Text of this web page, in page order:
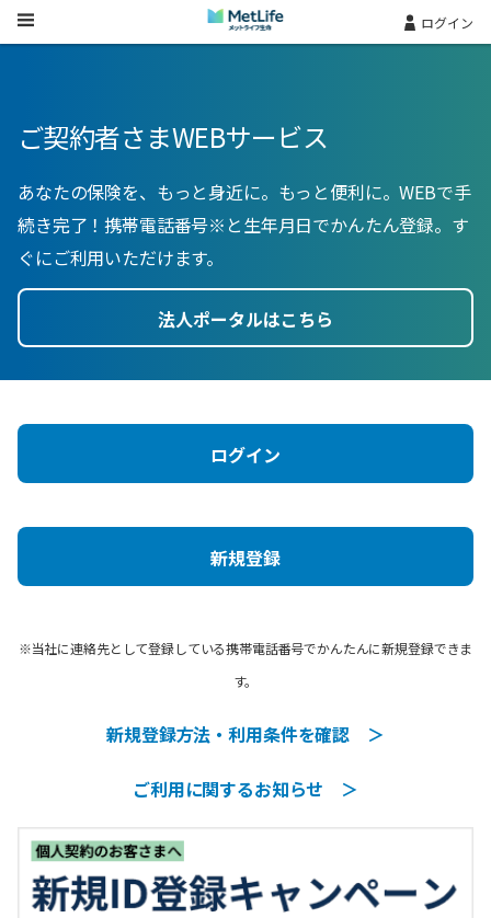
Skip Navigation ログイン
ご契約者さまWEBサービス
あなたの保険を、もっと身近に。もっと便利に。WEBで手
続き完了！携帯電話番号※と生年月日でかんたん登録。す
ぐにご利用いただけます。
法人ポータルはこちら
ログイン
新規登録
※当社に連絡先として登録している携帯電話番号でかんたんに新規登録できま
す。
新規登録方法・利用条件を確認 ＞
ご利用に関するお知らせ ＞